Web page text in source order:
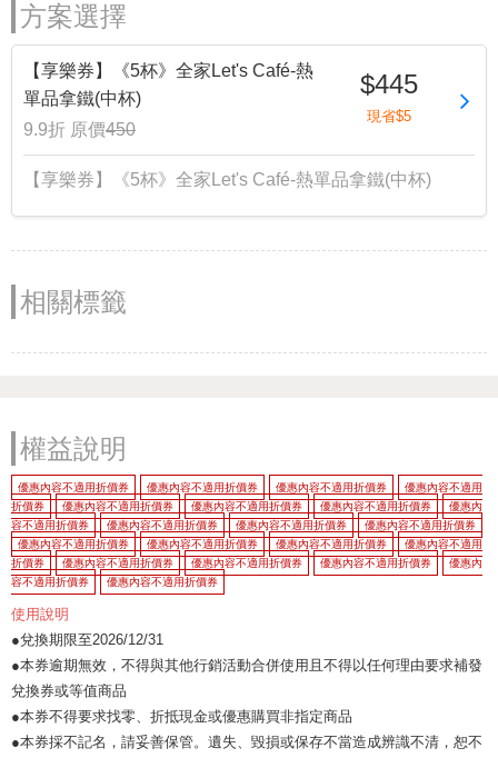
方案選擇
【享樂券】《5杯》全家Let's Café-熱
單品拿鐵(中杯)
9.9折 原價450
$445
現省$5
【享樂券】《5杯》全家Let's Café-熱單品拿鐵(中杯)
相關標籤
權益說明
優惠內容不適用折價券 優惠內容不適用折價券 優惠內容不適用折價券
優惠內容不適用
折價券
優惠內容不適用折價券 優惠內容不適用折價券 優惠內容不適用折價券
優惠內
容不適用折價券
優惠內容不適用折價券 優惠內容不適用折價券
優惠內容不適用折價券
優惠內容不適用折價券
優惠內容不適用折價券 優惠內容不適用折價券
優惠內容不適用
折價券
優惠內容不適用折價券 優惠內容不適用折價券 優惠內容不適用折價券
優惠內
容不適用折價券
優惠內容不適用折價券
使用說明
●兌換期限至2026/12/31
●本券逾期無效，不得與其他行銷活動合併使用且不得以任何理由要求補發
兌換券或等值商品
●本券不得要求找零、折抵現金或優惠購買非指定商品
●本券採不記名，請妥善保管。遺失、毀損或保存不當造成辨識不清，恕不